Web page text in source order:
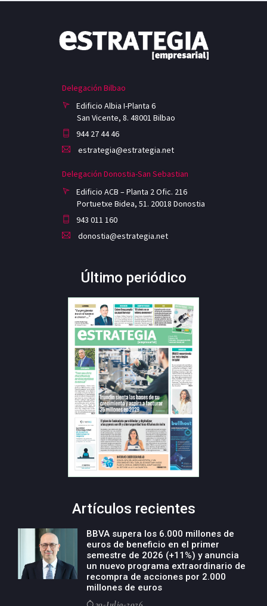
Delegación Bilbao
Edificio Albia I-Planta 6
San Vicente, 8. 48001 Bilbao
944 27 44 46
estrategia@estrategia.net
Delegación Donostia-San Sebastian
Edificio ACB – Planta 2 Ofic. 216
Portuetxe Bidea, 51. 20018 Donostia
943 011 160
donostia@estrategia.net
Último periódico
Artículos recientes
BBVA supera los 6.000 millones de
euros de beneficio en el primer
semestre de 2026 (+11%) y anuncia
un nuevo programa extraordinario de
recompra de acciones por 2.000
millones de euros